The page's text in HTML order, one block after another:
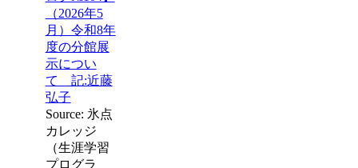
（2026年5
月）令和8年
度の分館展
示につい
て 記:近藤
弘子
Source: 氷点
カレッジ
（生涯学習
プログラ